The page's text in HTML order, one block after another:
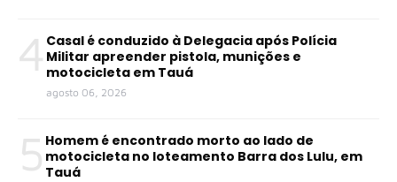
4 Casal é conduzido à Delegacia após Polícia
Militar apreender pistola, munições e
motocicleta em Tauá
agosto 06, 2026
5 Homem é encontrado morto ao lado de
motocicleta no loteamento Barra dos Lulu, em
Tauá